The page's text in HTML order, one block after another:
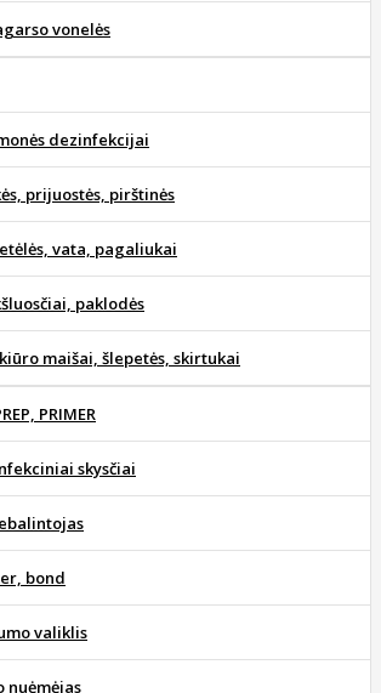
vonelės
dezinfekcijai
prijuostės, pirštinės
vata, pagaliukai
paklodės
maišai, šlepetės, skirtukai
PRIMER
skysčiai
bond
valiklis
nuėmėjas